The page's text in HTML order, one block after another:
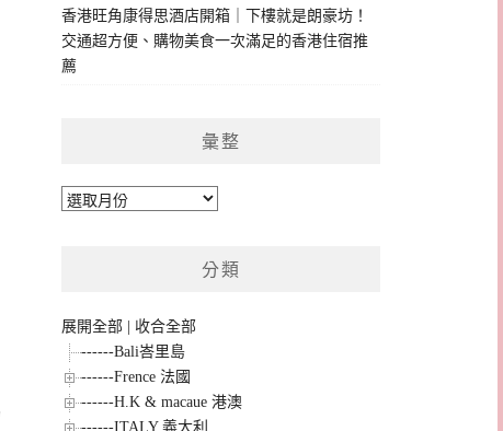
香港旺角康得思酒店開箱｜下樓就是朗豪坊！
交通超方便、購物美食一次滿足的香港住宿推
薦
彙整
彙
分類
展開全部
收合全部
------Bali峇里島
------Frence 法國
------H.K & macaue 港澳
------ITALY 義大利